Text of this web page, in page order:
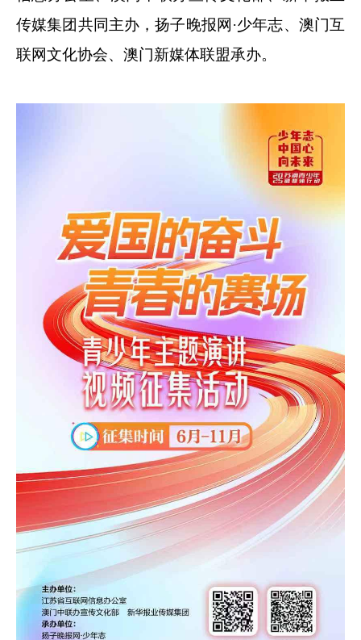
传媒集团共同主办，扬子晚报网·少年志、澳门互
联网文化协会、澳门新媒体联盟承办。